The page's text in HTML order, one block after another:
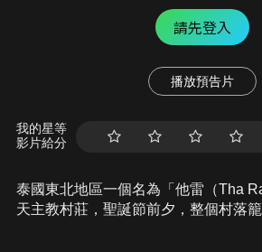
請先登入
播放預告片
我的星等
影片給分
泰國東北地區一個名為「他雷（Tha
天主教村莊，聖誕節前夕，整個村落